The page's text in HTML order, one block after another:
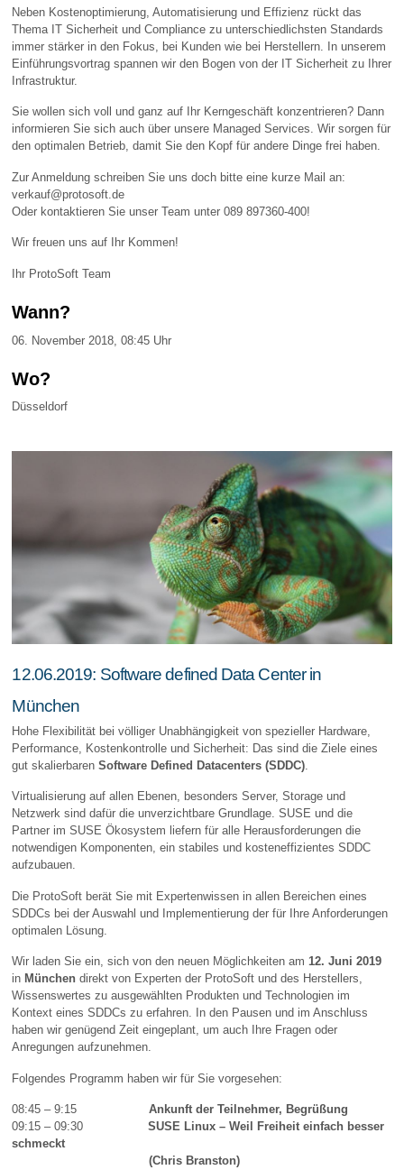
Neben Kostenoptimierung, Automatisierung und Effizienz rückt das
Thema IT Sicherheit und Compliance zu unterschiedlichsten Standards
immer stärker in den Fokus, bei Kunden wie bei Herstellern. In unserem
Einführungsvortrag spannen wir den Bogen von der IT Sicherheit zu Ihrer
Infrastruktur.
Sie wollen sich voll und ganz auf Ihr Kerngeschäft konzentrieren? Dann
informieren Sie sich auch über unsere Managed Services. Wir sorgen für
den optimalen Betrieb, damit Sie den Kopf für andere Dinge frei haben.
Zur Anmeldung schreiben Sie uns doch bitte eine kurze Mail an:
verkauf@protosoft.de
Oder kontaktieren Sie unser Team unter 089 897360-400!
Wir freuen uns auf Ihr Kommen!
Ihr ProtoSoft Team
Wann?
06. November 2018, 08:45 Uhr
Wo?
Düsseldorf
12.06.2019: Software defined Data Center in
München
Hohe Flexibilität bei völliger Unabhängigkeit von spezieller Hardware,
Performance, Kostenkontrolle und Sicherheit: Das sind die Ziele eines
gut skalierbarenSoftware Defined Datacenters (SDDC)
Virtualisierung auf allen Ebenen, besonders Server, Storage und
Netzwerk sind dafür die unverzichtbare Grundlage. SUSE und die
Partner im SUSE Ökosystem liefern für alle Herausforderungen die
notwendigen Komponenten, ein stabiles und kosteneffizientes SDDC
aufzubauen.
Die ProtoSoft berät Sie mit Expertenwissen in allen Bereichen eines
SDDCs bei der Auswahl und Implementierung der für Ihre Anforderungen
optimalen Lösung.
Wir laden Sie ein, sich von den neuen Möglichkeiten am12. Juni 2019
in Münchendirekt von Experten der ProtoSoft und des Herstellers,
Wissenswertes zu ausgewählten Produkten und Technologien im
Kontext eines SDDCs zu erfahren. In den Pausen und im Anschluss
haben wir genügend Zeit eingeplant, um auch Ihre Fragen oder
Anregungen aufzunehmen.
Folgendes Programm haben wir für Sie vorgesehen:
08:45 – 9:15Ankunft der Teilnehmer, Begrüßung
09:15 – 09:30
SUSE Linux – Weil Freiheit einfach besser
schmeckt
(Chris Branston)